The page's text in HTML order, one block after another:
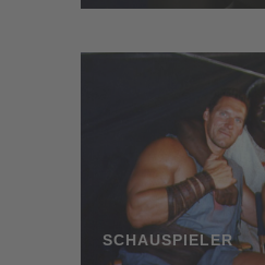
SCHAUSPIELER